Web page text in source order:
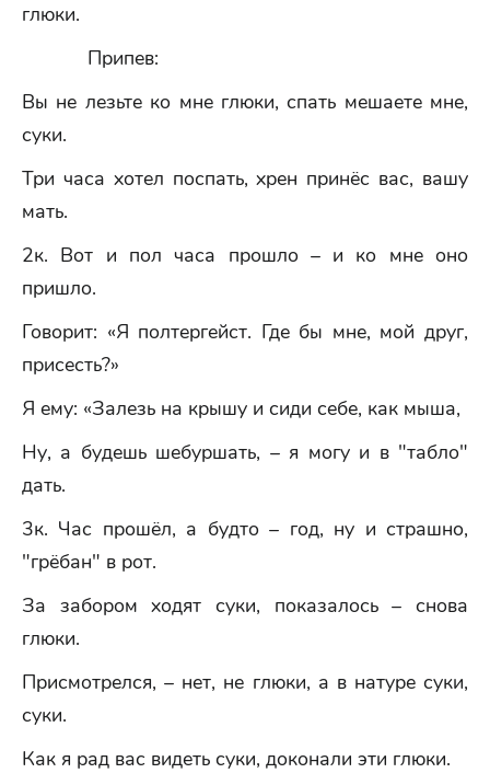
глюки.
Припев:
Вы не лезьте ко мне глюки, спать мешаете мне,
суки.
Три часа хотел поспать, хрен принёс вас, вашу
мать.
2к. Вот и пол часа прошло – и ко мне оно
пришло.
Говорит: «Я полтергейст. Где бы мне, мой друг,
присесть?»
Я ему: «Залезь на крышу и сиди себе, как мыша,
Ну, а будешь шебуршать, – я могу и в "табло"
дать.
3к. Час прошёл, а будто – год, ну и страшно,
"грёбан" в рот.
За забором ходят суки, показалось – снова
глюки.
Присмотрелся, – нет, не глюки, а в натуре суки,
суки.
Как я рад вас видеть суки, доконали эти глюки.